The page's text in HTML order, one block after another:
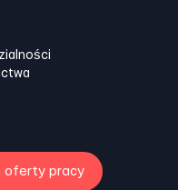
oferty pracy